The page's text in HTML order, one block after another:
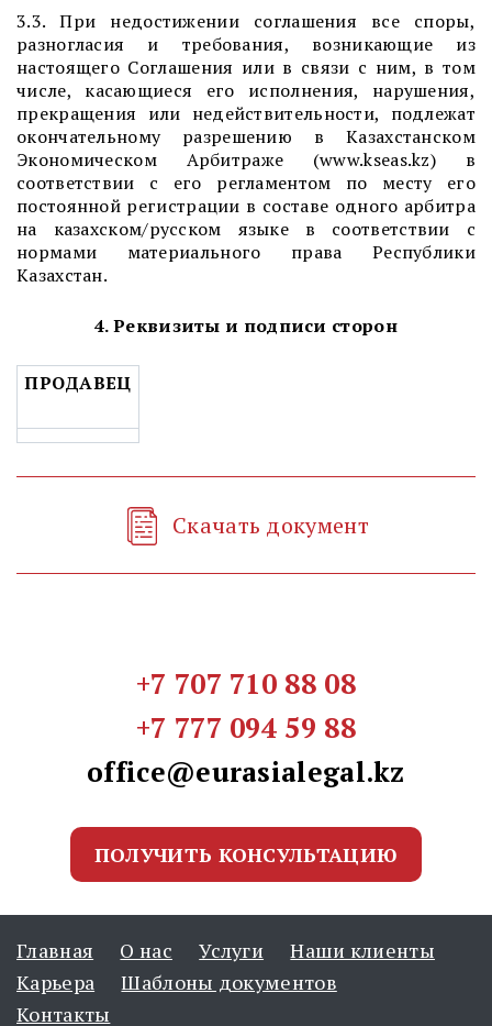
3.3. При недостижении соглашения все споры,
разногласия и требования, возникающие из
настоящего Соглашения или в связи с ним, в том
числе, касающиеся его исполнения, нарушения,
прекращения или недействительности, подлежат
окончательному разрешению в Казахстанском
Экономическом Арбитраже (www.kseas.kz) в
соответствии с его регламентом по месту его
постоянной регистрации в составе одного арбитра
на казахском/русском языке в соответствии с
нормами материального права Республики
Казахстан.
4. Реквизиты и подписи сторон
ПРОДАВЕЦ
Скачать документ
+7 707 710 88 08
+7 777 094 59 88
office@eurasialegal.kz
ПОЛУЧИТЬ КОНСУЛЬТАЦИЮ
Главная О нас Услуги
Наши клиенты
Карьера
Шаблоны документов
Контакты